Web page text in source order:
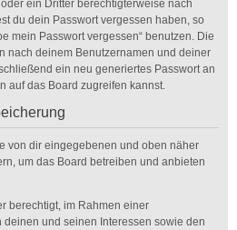
ein Dritter berechtigterweise nach
du dein Passwort vergessen haben, so
mein Passwort vergessen“ benutzen. Die
nach deinem Benutzernamen und deiner
ein neu generiertes Passwort an
auf das Board zugreifen kannst.
von dir eingegebenen und oben näher
um das Board betreiben und anbieten
berechtigt, im Rahmen einer
und seinen Interessen sowie den